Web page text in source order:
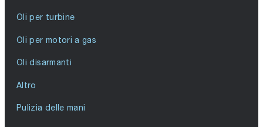
Oli per turbine
Oli per motori a gas
Oli disarmanti
Altro
Pulizia delle mani